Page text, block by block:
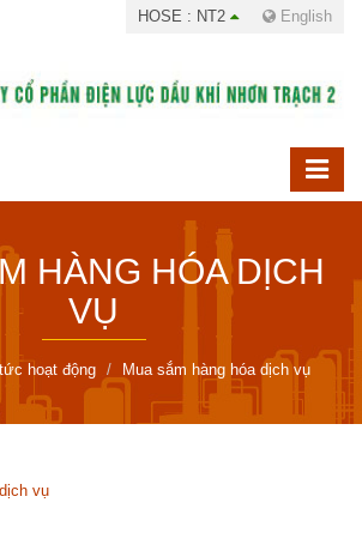
HOSE : NT2 English
HÀNG HÓA DỊCH
VỤ
hoạt động Mua sắm hàng hóa dịch vụ
vụ